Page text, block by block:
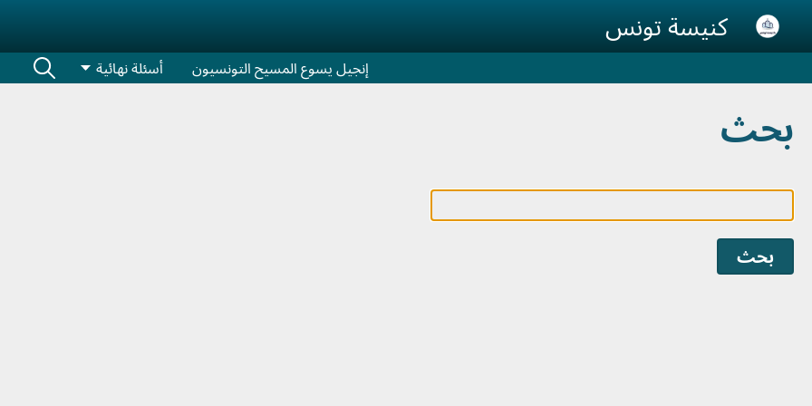
Skip to main content
كنيسة تونس
إنجيل يسوع المسيح التونسيون أسئلة نهائية
بحث